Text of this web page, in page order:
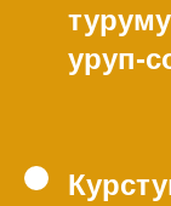
уруп-